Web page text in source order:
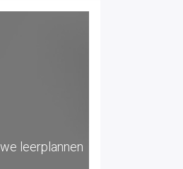
leerplannen